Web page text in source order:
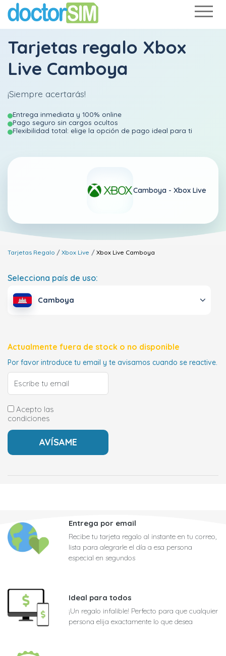
Tarjetas regalo Xbox
Live Camboya
¡Siempre acertarás!
Entrega inmediata y 100% online
Pago seguro sin cargos ocultos
Flexibilidad total: elige la opción de pago ideal para ti
Camboya - Xbox Live
Tarjetas Regalo Xbox Live Xbox Live Camboya
Selecciona país de uso:
Camboya
Actualmente fuera de stock o no disponible
Por favor introduce tu email y te avisamos cuando se reactive.
Acepto las
condiciones
Entrega por email
Recibe tu tarjeta regalo al instante en tu correo,
lista para alegrarle el día a esa persona
especial en segundos
Ideal para todos
¡Un regalo infalible! Perfecto para que cualquier
persona elija exactamente lo que desea